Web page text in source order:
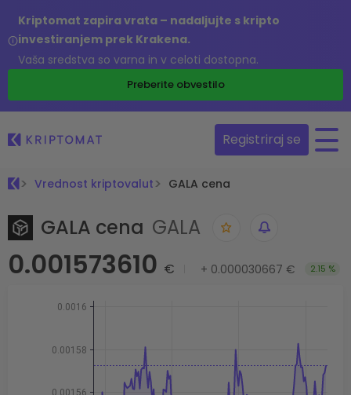
Kriptomat zapira vrata – nadaljujte s kripto
investiranjem prek Krakena.
Vaša sredstva so varna in v celoti dostopna.
Preberite obvestilo
Registriraj se
Vrednost kriptovalut GALA cena
GALA cena GALA
0.001573610 € + 0.000030667 € 2.15 %